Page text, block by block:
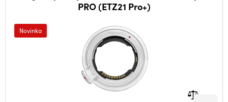
PRO (ETZ21 Pro+)
Novinka